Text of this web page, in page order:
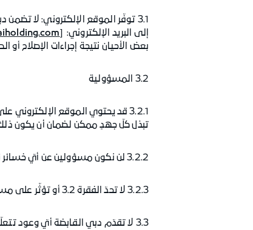
3.1 توفّر الموقع الإلكتروني: لا
إلى البريد الإلكتروني: [
بعض الأحيان نتيجة إجراءات الإصلاح
3.2 المسؤولية
3.2.1 قد يحتوي الموقع
تبذل كلّ جهدٍ ممكن لضمان أن يكون
3.2.2 لن نكون مسؤولين عن أيّ خسائر قد تتعرّض لها كنتيجةٍ مباشرة أو لاحقة لاستخدام الموقع الإلكتروني، سواء كانت خسائر مباشرة أو غير مباشرة أو لاحقة.
3.2.3 لا تحدّ الفقرة 3.2 أو تؤثّر على مسؤوليتنا في حال تسبّب إهمالنا بإحداث الوفاة أو الضرر الشخصي.
3.3 لا تقدّم دبي القابضة أيّ وعود